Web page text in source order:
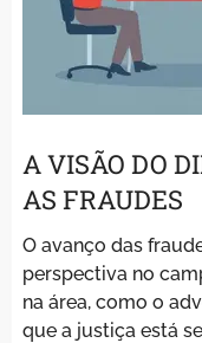
A VISÃO DO
AS FRAUDES
O avanço das
perspectiva no
na área, como o
que a justiça está